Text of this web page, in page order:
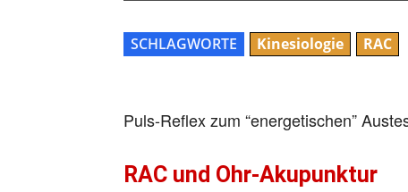
SCHLAGWORTE Kinesiologie RAC
Puls-Reflex zum “energetischen”
RAC und Ohr-Akupunktur